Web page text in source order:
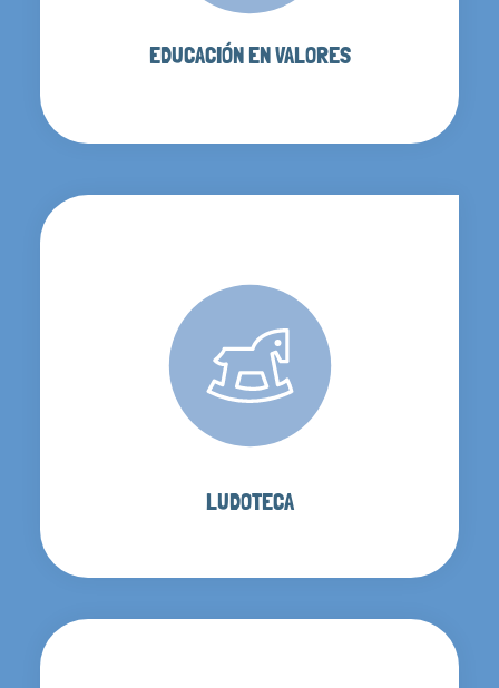
EDUCACIÓN EN VALORES
LUDOTECA